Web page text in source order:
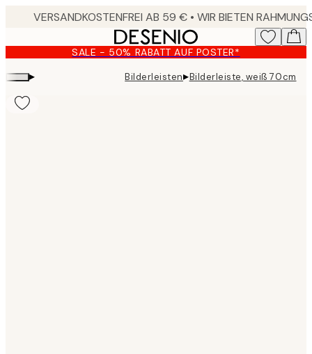
content.
SALE - 50% RABATT AUF POSTER*
▸ Bilderleisten▸Bilderleiste, weiß 70cm